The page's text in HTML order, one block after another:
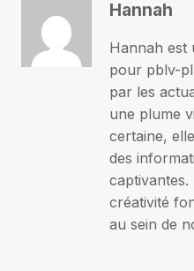
Hannah
Hannah est
pour pblv-
par les
une plume
certaine,
des
captivantes.
créativité
au sein de